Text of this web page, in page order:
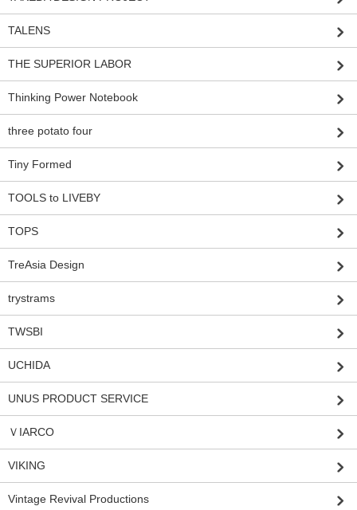
TALENS
THE SUPERIOR LABOR
Thinking Power Notebook
three potato four
Tiny Formed
TOOLS to LIVEBY
TOPS
TreAsia Design
trystrams
TWSBI
UCHIDA
UNUS PRODUCT SERVICE
ＶIARCO
VIKING
Vintage Revival Productions